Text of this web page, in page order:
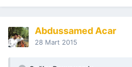
Abdussamed Acar
28 Mart 2015